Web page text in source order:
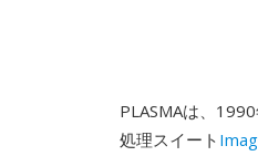
PLASMAは、
処理スイート